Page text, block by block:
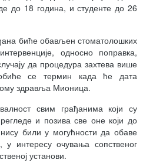
до 18 година, и студенте до 26
биће обављен стоматолошких
односно поправка,
да процедура захтева више
се термин када ће дата
здравља Мионица.
свим грађанима који су
и позива све оне који до
били у могућности да обаве
интересу очувања сопственог
установи.